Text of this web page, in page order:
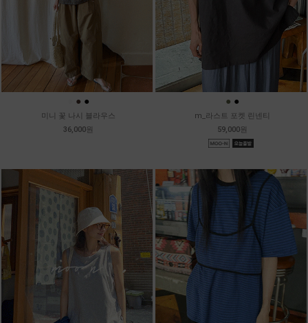
● ●
미니 꽃 나시 블라우스
36,000원
● ●
m_라스트 포켓 린넨티
59,000원